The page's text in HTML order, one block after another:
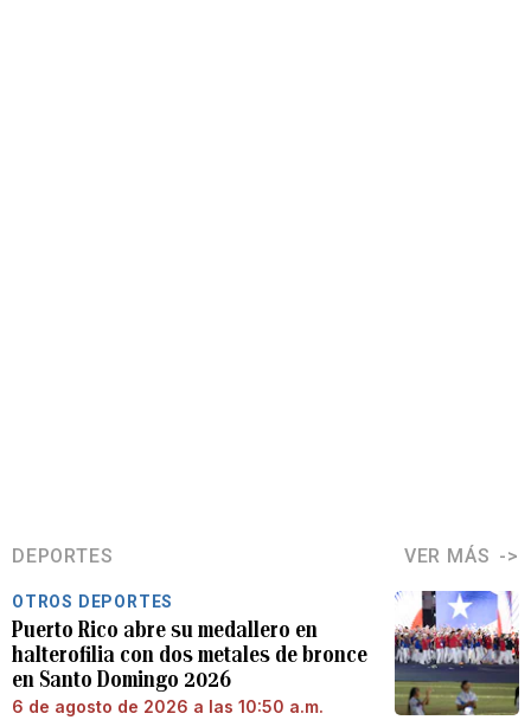
DEPORTES VER MÁS
OTROS DEPORTES
Puerto Rico abre su medallero en
halterofilia con dos metales de bronce
en Santo Domingo 2026
6 de agosto de 2026 a las 10:50 a.m.